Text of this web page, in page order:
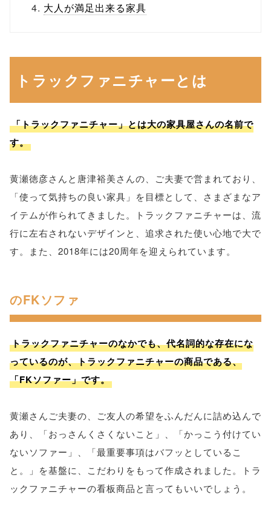
大人が満足出来る家具
トラックファニチャーとは
「トラックファニチャー」とは大の家具屋さんの名前で
す。
黄瀬徳彦さんと唐津裕美さんの、ご夫妻で営まれており、
「使って気持ちの良い家具」を目標として、さまざまなア
イテムが作られてきました。トラックファニチャーは、流
行に左右されないデザインと、追求された使い心地で大で
す。また、2018年には20周年を迎えられています。
のFKソファ
トラックファニチャーのなかでも、代名詞的な存在にな
っているのが、トラックファニチャーの商品である、
「FKソファー」です。
黄瀬さんご夫妻の、ご友人の希望をふんだんに詰め込んで
あり、「おっさんくさくないこと」、「かっこう付けてい
ないソファー」、「最重要事項はバフッとしているこ
と。」を基盤に、こだわりをもって作成されました。トラ
ックファニチャーの看板商品と言ってもいいでしょう。